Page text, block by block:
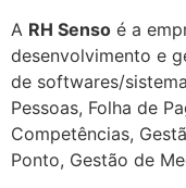
A RH Senso é a
desenvolvimento e
de softwares/
Pessoas, Folha de
Competências,
Ponto, Gestão de